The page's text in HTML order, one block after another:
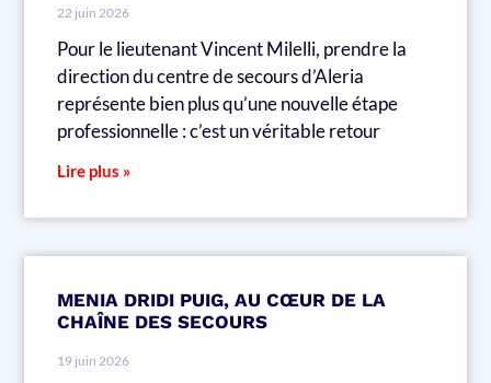
22 juin 2026
Pour le lieutenant Vincent Milelli, prendre la
direction du centre de secours d’Aleria
représente bien plus qu’une nouvelle étape
professionnelle : c’est un véritable retour
Lire plus »
MENIA DRIDI PUIG, AU CŒUR DE LA
CHAÎNE DES SECOURS
19 juin 2026